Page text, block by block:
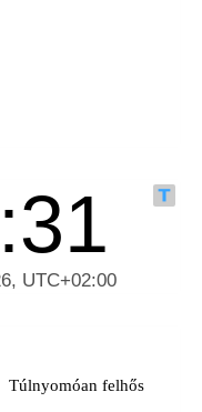
Túlnyomóan felhős